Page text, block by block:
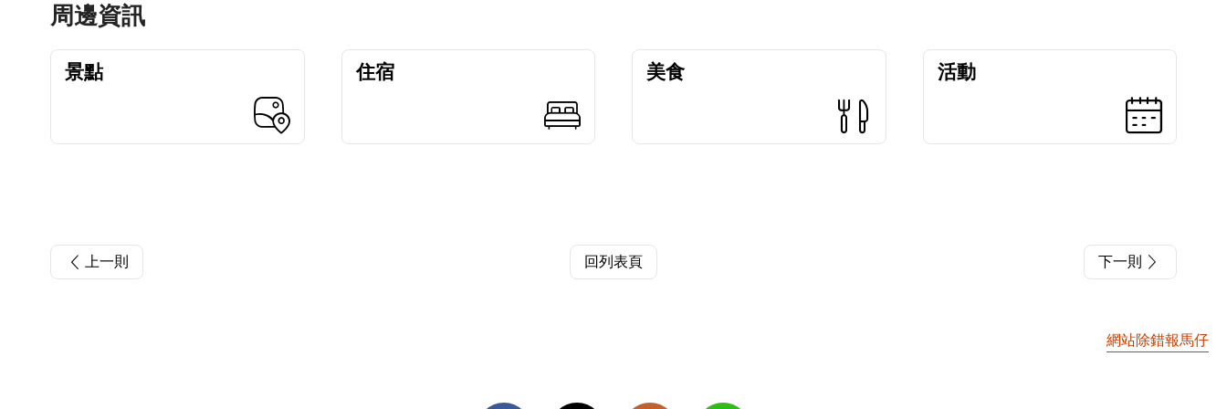
周邊資訊
景點 住宿 美食 活動
上一則 回列表頁 下一則
網站除錯報馬仔